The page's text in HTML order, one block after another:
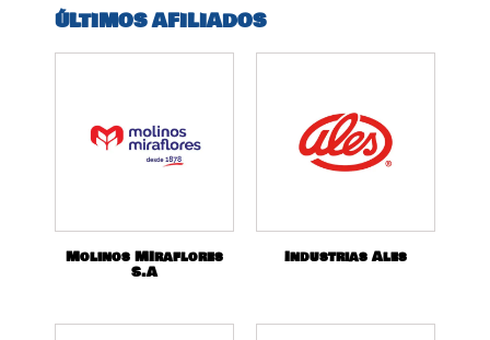
ÚLTIMOS AFILIADOS
Molinos MIraflores
S.A
Industrias Ales